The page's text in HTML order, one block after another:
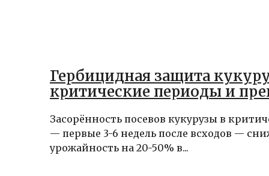
Гербицидная защита
критические периоды и
Засорённость посевов кукурузы в
— первые 3-6 недель после всходов —
урожайность на 20-50% в...